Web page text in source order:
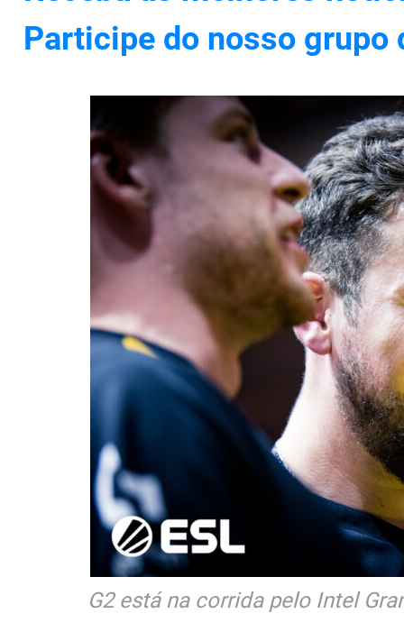
Participe do nosso grupo
G2 está na corrida pelo Intel